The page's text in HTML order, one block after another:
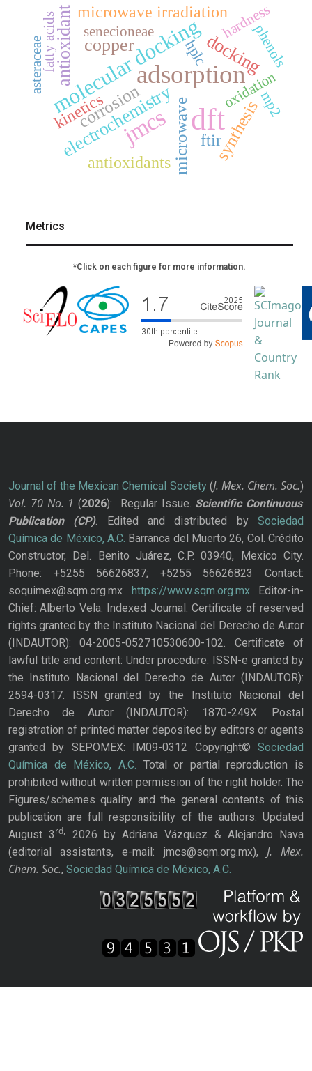
dft
adsorption
jmcs
molecular docking
copper
antioxidant
electrochemistry
docking
microwave
corrosion synthesis
kinetics
microwave irradiation
antioxidants
ftir
hplc
oxidation
fatty acids
asteraceae
senecioneae hardness
mp2
phenols
Metrics
*Click on each figure for more information.
Journal of the Mexican Chemical Society(J. Mex. Chem. Soc.)
Vol. 70 No. 1 (2026): Regular Issue. Scientific Continuous
Publication
(CP). Edited and distributed bySociedad
Química de México, A.C. Barranca del Muerto 26, Col. Crédito
Constructor, Del. Benito Juárez, C.P. 03940, Mexico City.
Phone: +5255 56626837; +5255 56626823 Contact:
soquimex@sqm.org.mx https://www.sqm.org.mxEditor-in-
Chief: Alberto Vela. Indexed Journal. Certificate of reserved
rights granted by the Instituto Nacional del Derecho de Autor
(INDAUTOR): 04-2005-052710530600-102. Certificate of
lawful title and content: Under procedure. ISSN-e granted by
the Instituto Nacional del Derecho de Autor (INDAUTOR):
2594-0317. ISSN granted by the Instituto Nacional del
Derecho de Autor (INDAUTOR): 1870-249X. Postal
registration of printed matter deposited by editors or agents
granted by SEPOMEX: IM09-0312 Copyright© Sociedad
Química de México, A.C. Total or partial reproduction is
prohibited without written permission of the right holder. The
Figures/schemes quality and the general contents of this
publication are full responsibility of the authors. Updated
August 3rd,
2026 by Adriana Vázquez & Alejandro Nava
(editorial assistants, e-mail: jmcs@sqm.org.mx), J. Mex.
Chem. Soc., Sociedad Química de México, A.C.